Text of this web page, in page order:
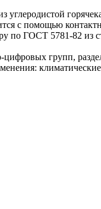
с помощью
по ГОСТ 5781-82 из
групп,